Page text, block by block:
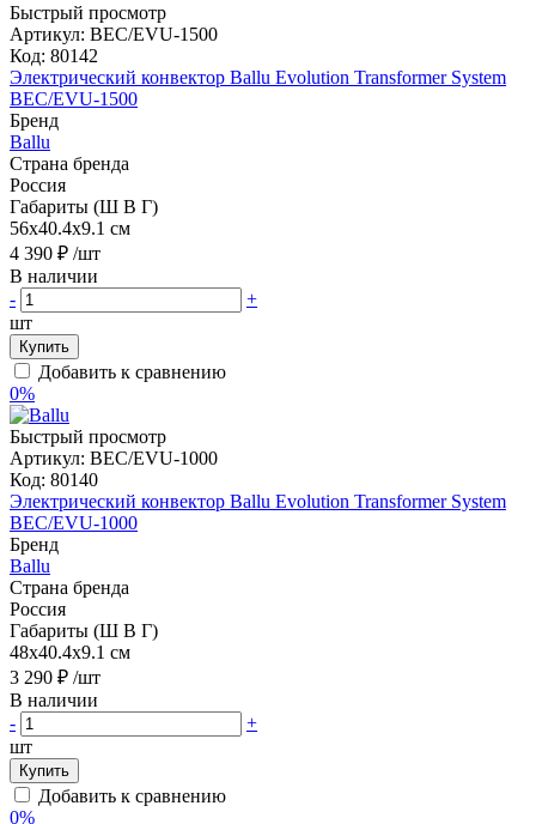
Быстрый просмотр
Артикул: BEC/EVU-1500
Код: 80142
Электрический конвектор Ballu Evolution Transformer System
BEC/EVU-1500
Бренд
Ballu
Страна бренда
Россия
Габариты (Ш В Г)
56x40.4x9.1 см
4 390 ₽ /шт
В наличии
-
+
шт
Купить
Добавить к сравнению
0%
Быстрый просмотр
Артикул: BEC/EVU-1000
Код: 80140
Электрический конвектор Ballu Evolution Transformer System
BEC/EVU-1000
Бренд
Ballu
Страна бренда
Россия
Габариты (Ш В Г)
48x40.4x9.1 см
3 290 ₽ /шт
В наличии
-
+
шт
Купить
Добавить к сравнению
0%